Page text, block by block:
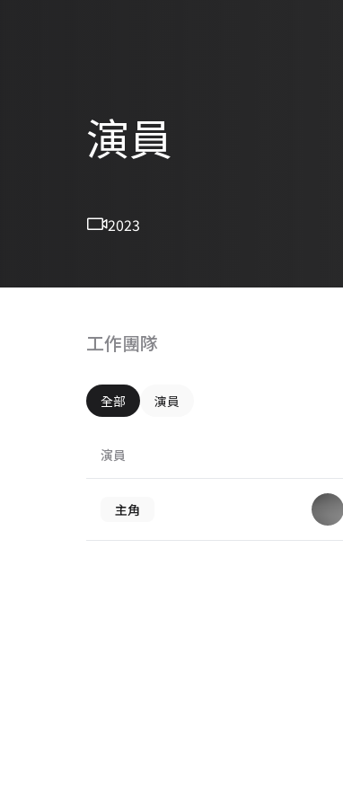
演員
2023
工作團隊
全部 演員
演員
主角